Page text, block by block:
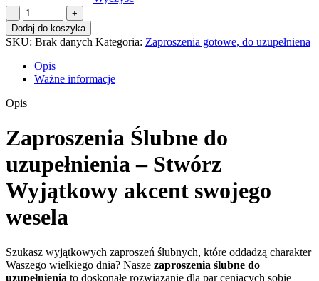
ilość
Zaproszenia
Ślubne
do
uzupełnienia
boho
flowers
z
Dodaj do koszyka
SKU: Brak danych Kategoria: Zaproszenia gotowe, do uzupełniena
Opis
Ważne informacje
Opis
Zaproszenia Ślubne do
uzupełnienia – Stwórz
Wyjątkowy akcent swojego
wesela
Szukasz wyjątkowych zaproszeń ślubnych, które oddadzą charakter
Waszego wielkiego dnia? Nasze zaproszenia ślubne do
uzupełnienia to doskonałe rozwiązanie dla par ceniących sobie